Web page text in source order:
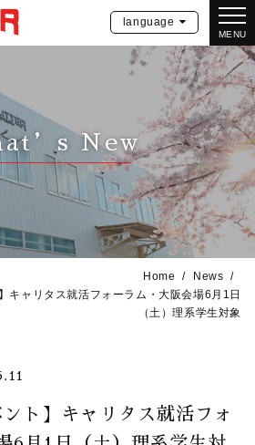
MENU
language
New
Home
News
キャリタス就活フォーラム・大阪会場6月1日
（土）理系学生対象
ト】キャリタス就活フォ